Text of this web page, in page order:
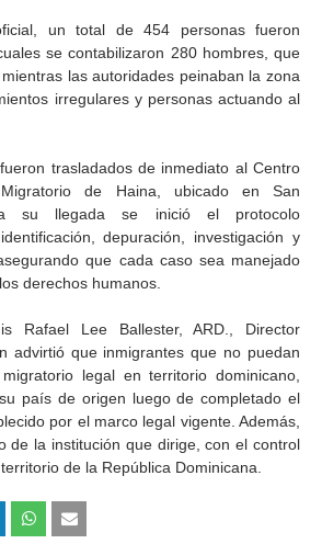
un total de 454 personas fueron
se contabilizaron 280 hombres, que
las autoridades peinaban la zona
irregulares y personas actuando al
trasladados de inmediato al Centro
de Haina, ubicado en San
su llegada se inició el protocolo
depuración, investigación y
que cada caso sea manejado
derechos humanos.
Rafael Lee Ballester, ARD., Director
advirtió que inmigrantes que no puedan
legal en territorio dominicano,
país de origen luego de completado el
por el marco legal vigente. Además,
de la institución que dirige, con el control
de la República Dominicana.